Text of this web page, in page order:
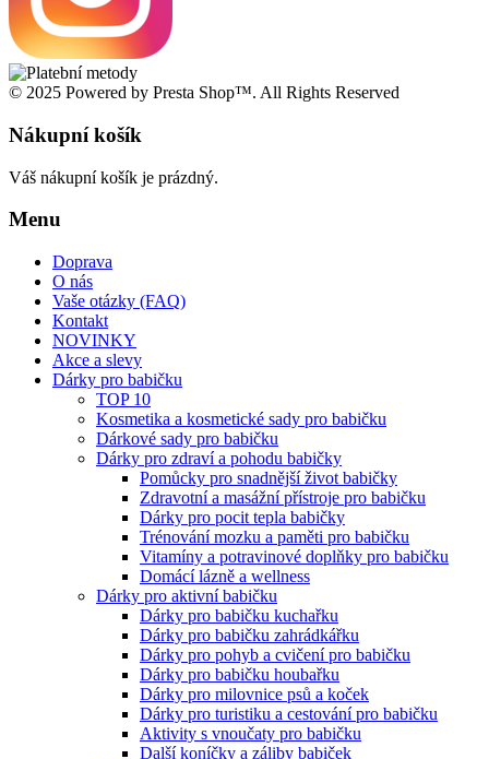
© 2025 Powered by Presta Shop™. All Rights Reserved
Nákupní košík
Váš nákupní košík je prázdný.
Menu
Doprava
O nás
Vaše otázky (FAQ)
Kontakt
NOVINKY
Akce a slevy
Dárky pro babičku
TOP 10
Kosmetika a kosmetické sady pro babičku
Dárkové sady pro babičku
Dárky pro zdraví a pohodu babičky
Pomůcky pro snadnější život babičky
Zdravotní a masážní přístroje pro babičku
Dárky pro pocit tepla babičky
Trénování mozku a paměti pro babičku
Vitamíny a potravinové doplňky pro babičku
Domácí lázně a wellness
Dárky pro aktivní babičku
Dárky pro babičku kuchařku
Dárky pro babičku zahrádkářku
Dárky pro pohyb a cvičení pro babičku
Dárky pro babičku houbařku
Dárky pro milovnice psů a koček
Dárky pro turistiku a cestování pro babičku
Aktivity s vnoučaty pro babičku
Další koníčky a záliby babiček